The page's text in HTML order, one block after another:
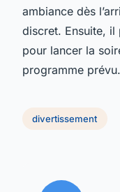
ambiance dès
discret. Ensuite, il
pour lancer la
programme prévu.
divertissement